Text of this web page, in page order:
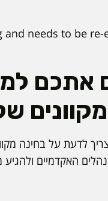
needs to be re-
אתכם
לדעת על בחינה
האקדמיים ולהגיע